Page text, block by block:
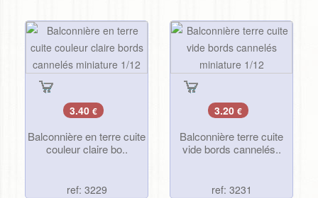
3.40 €
Balconnière en terre cuite
couleur claire bo..
ref: 3229
3.20 €
Balconnière terre cuite
vide bords cannelés..
ref: 3231